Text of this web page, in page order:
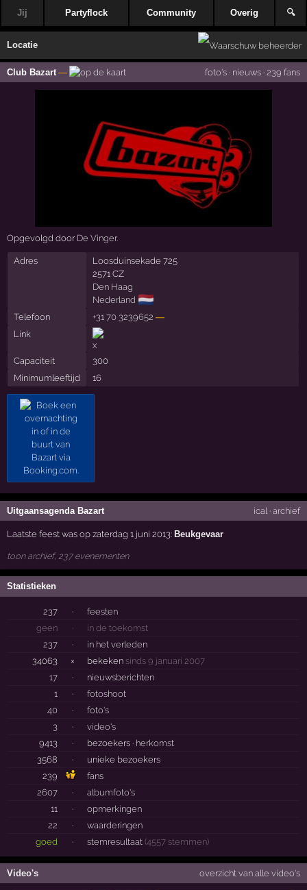
Jij Partyflock Community Overig 🔍
Locatie
Club Bazart — foto's· nieuws· 239 fans
Opgevolgd door De Vinger.
Adres
Loosduinsekade 725
2571 CZ
Den Haag
Nederland 🇳🇱
Telefoon +31 70 3239652 —
Link
Capaciteit
300
Minimumleeftijd
16
Uitgaansagenda Bazart ical · archief
Laatste feest was op zaterdag 1 juni 2013: Beukgevaar
toon archief, 237 evenementen
Statistieken
237 ·
feesten
geen
·
in de toekomst
237
·
in het verleden
34063
× bekeken sinds 9 januari 2007
17
·
nieuwsberichten
1
·
fotoshoot
40
·
foto's
3
·
video's
9413
· bezoekers · herkomst
3568
·
unieke bezoekers
239
fans
2607
·
albumfoto's
11
·
opmerkingen
22
·
waarderingen
goed
· stemresultaat (4557 stemmen)
Video's overzicht van alle video's